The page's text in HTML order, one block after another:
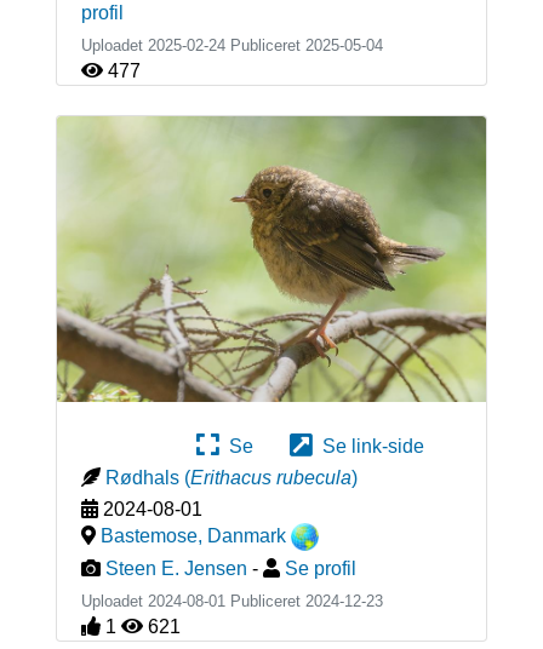
profil
Uploadet 2025-02-24 Publiceret 2025-05-04
477
Se
Se link-side
Rødhals (Erithacus rubecula)
2024-08-01
Bastemose, Danmark
Steen E. Jensen - Se profil
Uploadet 2024-08-01 Publiceret 2024-12-23
1 621